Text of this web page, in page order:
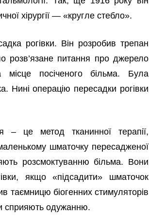
хірургії — «кругле стебло».
рогівки. Він розробив трепан
розв’язане питання про джерело
посіченого більма. Була
Нині операцію пересадки рогівки
– це метод тканинної терапії,
шматочку пересадженої
розсмоктуванню більма. Вони
якщо «підсадити» шматочок
таємницю біогенних стимуляторів
сприяють одужанню.